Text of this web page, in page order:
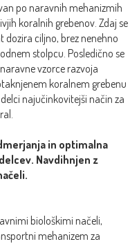
po naravnih mehanizmih
koralnih grebenov. Zdaj se
ciljno, brez nenehno
stolpcu. Posledično se
vzorce razvoja
koralnem grebenu
najučinkovitejši način za
in optimalna
Navdihnjen z
biološkimi načeli,
mehanizem za